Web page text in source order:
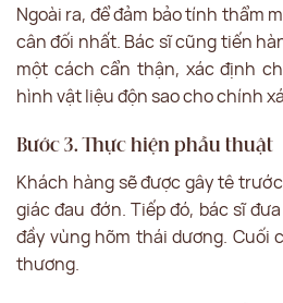
Ngoài ra, để đảm bảo tính thẩm
cân đối nhất. Bác sĩ cũng tiến
một cách cẩn thận, xác định
hình vật liệu độn sao cho chính
Bước 3. Thực hiện phẫu thuật
Khách hàng sẽ được gây tê
giác đau đớn. Tiếp đó, bác sĩ
đầy vùng hõm thái dương. Cuối
thương.